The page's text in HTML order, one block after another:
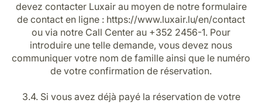
devez contacter Luxair au moyen de notre formulaire
de contact en ligne : https://www.luxair.lu/en/contact
ou via notre Call Center au +352 2456-1. Pour
introduire une telle demande, vous devez nous
communiquer votre nom de famille ainsi que le numéro
de votre confirmation de réservation.
3.4. Si vous avez déjà payé la réservation de votre